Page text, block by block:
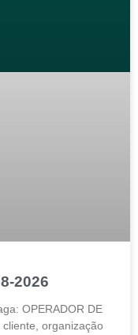
2026
OPERADOR DE
cliente, organização